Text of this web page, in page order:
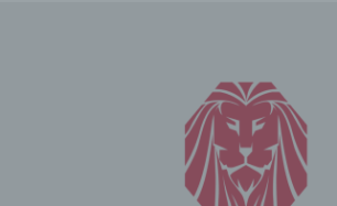
Informationen werden in den Logfiles des
gespeichert. Erfasst werden können die
Browsertypen und Versionen, (2) das
System verwendete Betriebssystem, (3)
Internetseite, von welcher ein